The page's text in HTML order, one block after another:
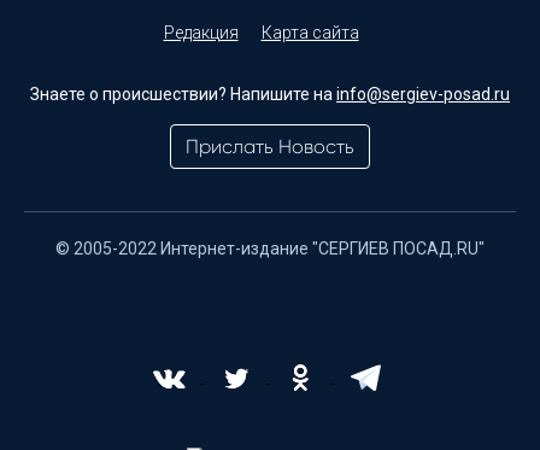
Редакция Карта сайта
Знаете о происшествии? Напишите на info@sergiev-posad.ru
Прислать Новость
© 2005-2022 Интернет-издание "СЕРГИЕВ ПОСАД.RU"